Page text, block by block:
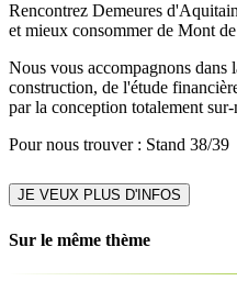
Rencontrez Demeures
et mieux consommer de Mont
Nous vous accompagnons dans
construction, de l'étude
par la conception totalement
Pour nous trouver : Stand 38/39
JE VEUX PLUS D'INFOS
Sur le même thème